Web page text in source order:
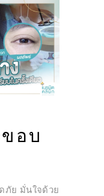
อบ
ภัย มั่นใจด้วย